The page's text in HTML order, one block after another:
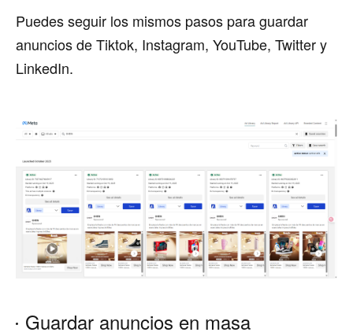
Puedes seguir los mismos pasos para guardar
anuncios de Tiktok, Instagram, YouTube, Twitter y
LinkedIn.
Guardar anuncios en masa